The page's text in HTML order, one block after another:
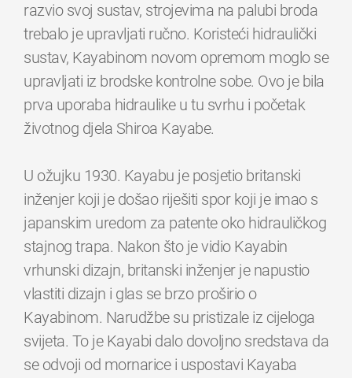
razvio svoj sustav, strojevima na palubi broda
trebalo je upravljati ručno. Koristeći hidraulički
sustav, Kayabinom novom opremom moglo se
upravljati iz brodske kontrolne sobe. Ovo je bila
prva uporaba hidraulike u tu svrhu i početak
životnog djela Shiroa Kayabe.
U ožujku 1930. Kayabu je posjetio britanski
inženjer koji je došao riješiti spor koji je imao s
japanskim uredom za patente oko hidrauličkog
stajnog trapa. Nakon što je vidio Kayabin
vrhunski dizajn, britanski inženjer je napustio
vlastiti dizajn i glas se brzo proširio o
Kayabinom. Narudžbe su pristizale iz cijeloga
svijeta. To je Kayabi dalo dovoljno sredstava da
se odvoji od mornarice i uspostavi Kayaba